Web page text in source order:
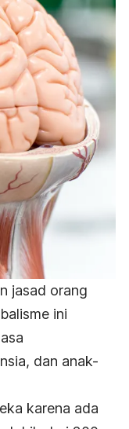
jasad orang
ini
dan anak-
karena ada